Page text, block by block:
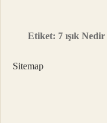
Etiket: 7 ışık Nedir
Sitemap